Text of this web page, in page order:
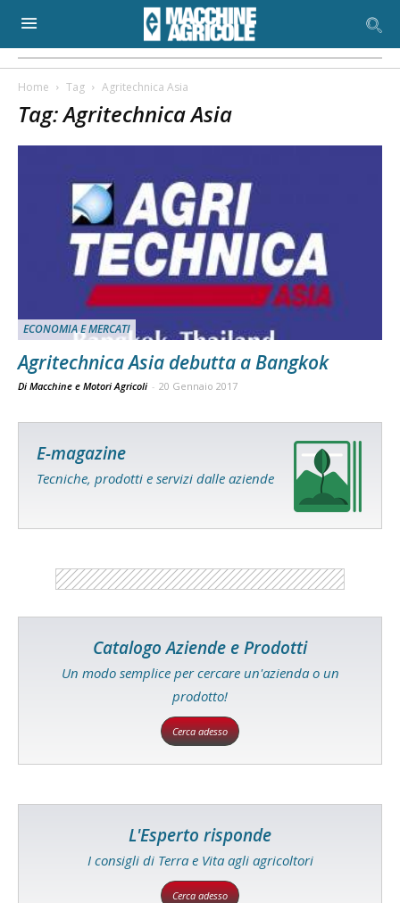
Home Tag Agritechnica Asia
Tag: Agritechnica Asia
ECONOMIA E MERCATI
Agritechnica Asia debutta a Bangkok
Di Macchine e Motori Agricoli - 20 Gennaio 2017
E-magazine
Tecniche, prodotti e servizi dalle aziende
Catalogo Aziende e Prodotti
Un modo semplice per cercare un'azienda o un
prodotto!
Cerca adesso
L'Esperto risponde
I consigli di Terra e Vita agli agricoltori
Cerca adesso